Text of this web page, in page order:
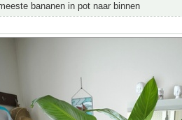
bananen in pot naar binnen